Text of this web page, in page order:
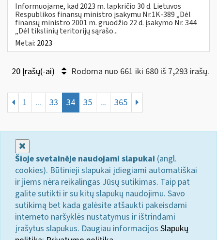
Informuojame, kad 2023 m. lapkričio 30 d. Lietuvos
Respublikos finansų ministro įsakymu Nr.1K-389 „Dėl
finansų ministro 2001 m. gruodžio 22 d. įsakymo Nr. 344
„Dėl tikslinių teritorijų sąrašo...
Metai: 2023
20 Įrašų(-ai) Rodoma nuo 661 iki 680 iš 7,293 irašų.
1 ... 33 34 35 ... 365
Šioje svetainėje naudojami slapukai (angl.
cookies). Būtinieji slapukai įdiegiami automatiškai
ir jiems nėra reikalingas Jūsų sutikimas. Taip pat
galite sutikti ir su kitų slapukų naudojimu. Savo
sutikimą bet kada galėsite atšaukti pakeisdami
interneto naršyklės nustatymus ir ištrindami
įrašytus slapukus. Daugiau informacijos Slapukų